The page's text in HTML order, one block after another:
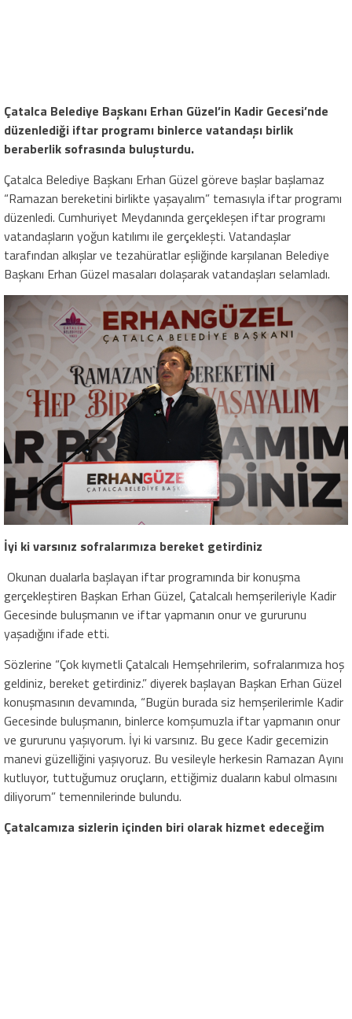
Çatalca Belediye Başkanı Erhan Güzel’in Kadir Gecesi’nde
düzenlediği iftar programı binlerce vatandaşı birlik
beraberlik sofrasında buluşturdu.
Çatalca Belediye Başkanı Erhan Güzel göreve başlar başlamaz
“Ramazan bereketini birlikte yaşayalım” temasıyla iftar programı
düzenledi. Cumhuriyet Meydanında gerçekleşen iftar programı
vatandaşların yoğun katılımı ile gerçekleşti. Vatandaşlar
tarafından alkışlar ve tezahüratlar eşliğinde karşılanan Belediye
Başkanı Erhan Güzel masaları dolaşarak vatandaşları selamladı.
İyi ki varsınız sofralarımıza bereket getirdiniz
Okunan dualarla başlayan iftar programında bir konuşma
gerçekleştiren Başkan Erhan Güzel, Çatalcalı hemşerileriyle Kadir
Gecesinde buluşmanın ve iftar yapmanın onur ve gururunu
yaşadığını ifade etti.
Sözlerine “Çok kıymetli Çatalcalı Hemşehrilerim, sofralarımıza hoş
geldiniz, bereket getirdiniz.” diyerek başlayan Başkan Erhan Güzel
konuşmasının devamında, “Bugün burada siz hemşerilerimle Kadir
Gecesinde buluşmanın, binlerce komşumuzla iftar yapmanın onur
ve gururunu yaşıyorum. İyi ki varsınız. Bu gece Kadir gecemizin
manevi güzelliğini yaşıyoruz. Bu vesileyle herkesin Ramazan Ayını
kutluyor, tuttuğumuz oruçların, ettiğimiz duaların kabul olmasını
diliyorum” temennilerinde bulundu.
Çatalcamıza sizlerin içinden biri olarak hizmet edeceğim